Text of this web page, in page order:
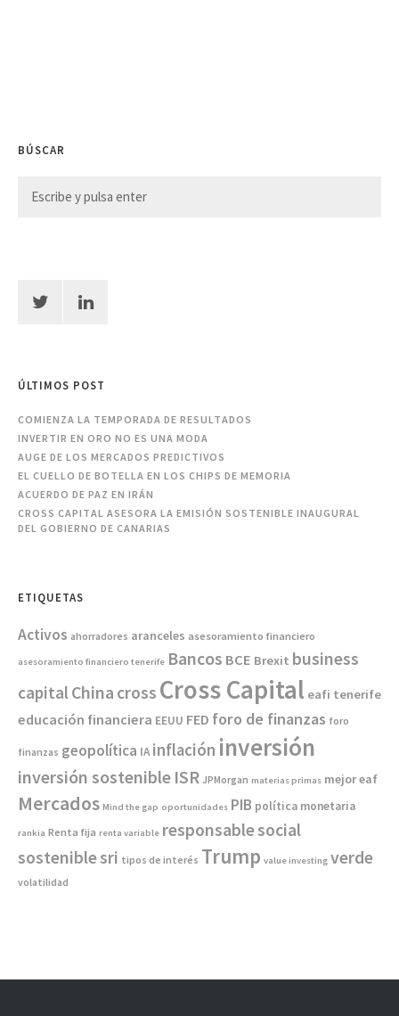
BÚSCAR
ÚLTIMOS POST
COMIENZA LA TEMPORADA DE RESULTADOS
INVERTIR EN ORO NO ES UNA MODA
AUGE DE LOS MERCADOS PREDICTIVOS
EL CUELLO DE BOTELLA EN LOS CHIPS DE MEMORIA
ACUERDO DE PAZ EN IRÁN
CROSS CAPITAL ASESORA LA EMISIÓN SOSTENIBLE INAUGURAL
DEL GOBIERNO DE CANARIAS
ETIQUETAS
Activos ahorradores aranceles asesoramiento financiero
asesoramiento financiero tenerife Bancos BCE Brexit business
capitalChina cross Cross Capital eafi tenerife
educación financiera EEUU FED foro de finanzas foro
finanzas geopolítica IA inflación inversión
inversión sostenible ISR JPMorgan materias primas mejor eaf
Mercados Mind the gap oportunidades PIB política monetaria
rankia Renta fija renta variable responsablesocial
sosteniblesri tipos de interés Trump value investing verde
volatilidad